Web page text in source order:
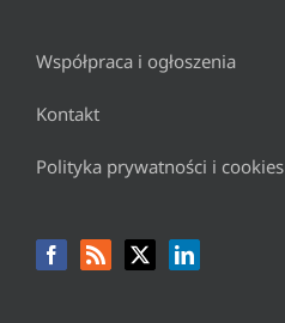
Współpraca i ogłoszenia
Kontakt
Polityka prywatności i cookies